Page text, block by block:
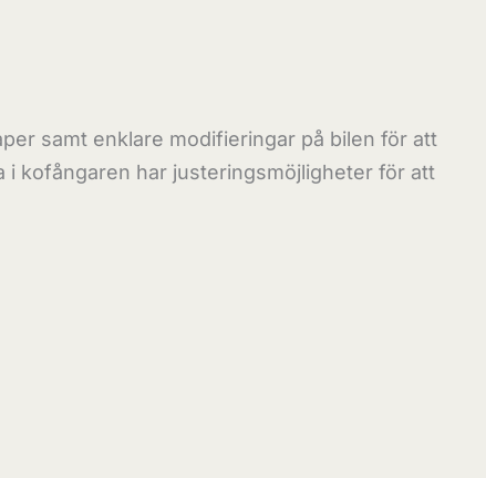
samt enklare modifieringar på bilen för att
i kofångaren har justeringsmöjligheter för att